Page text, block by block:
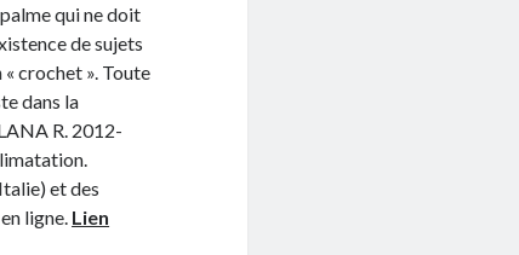
qui ne doit
de sujets
crochet ». Toute
dans la
R. 2012-
et des
ligne. Lien